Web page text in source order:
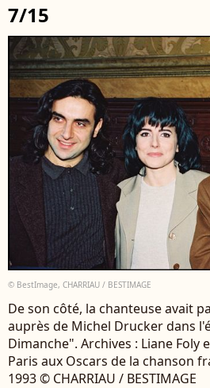
7/15
© BestImage, CHARRIAU / BESTIMAGE
De son côté, la chanteuse avait
auprès de Michel Drucker dans
Dimanche". Archives : Liane Foly
Paris aux Oscars de la chanson
1993 © CHARRIAU / BESTIMAGE